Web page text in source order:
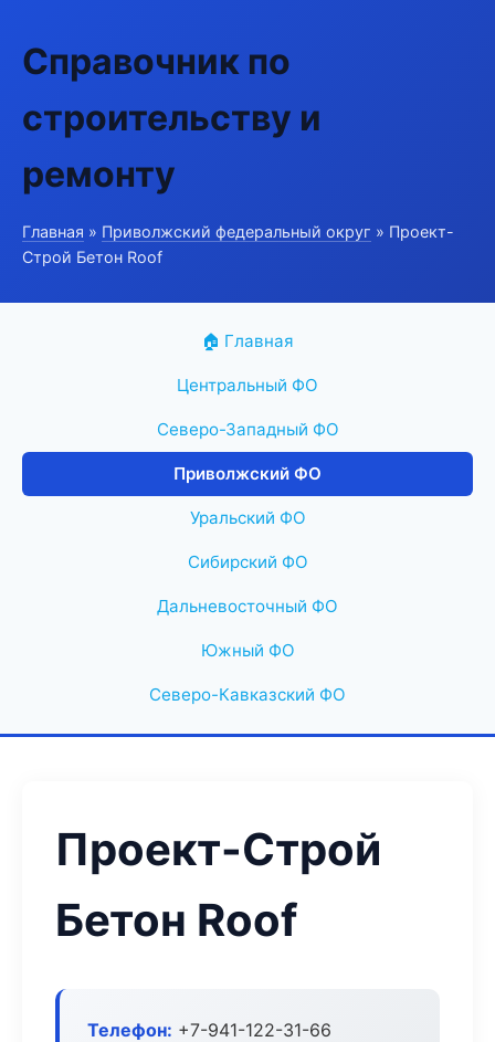
Справочник по
строительству и
ремонту
Главная » Приволжский федеральный округ » Проект-
Строй Бетон Roof
🏠 Главная
Центральный ФО
Северо-Западный ФО
Приволжский ФО
Уральский ФО
Сибирский ФО
Дальневосточный ФО
Южный ФО
Северо-Кавказский ФО
Проект-Строй
Бетон Roof
Телефон: +7-941-122-31-66